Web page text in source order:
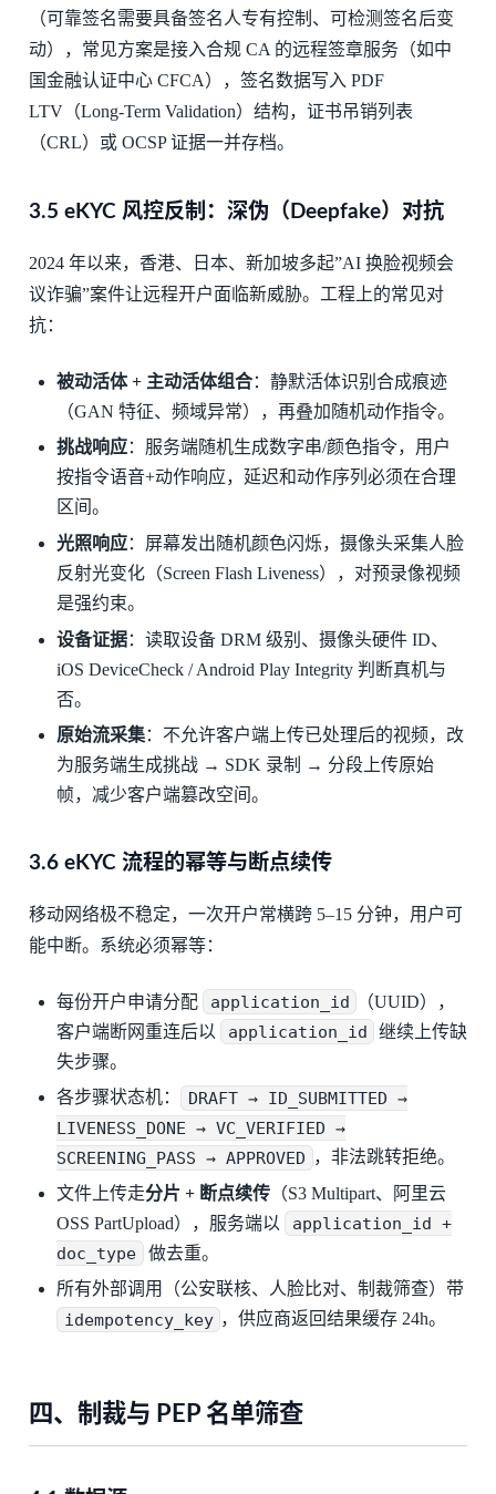
（可靠签名需要具备签名人专有控制、可检测签名后变
动），常见方案是接入合规 CA 的远程签章服务（如中
国金融认证中心 CFCA），签名数据写入 PDF
LTV（Long-Term Validation）结构，证书吊销列表
（CRL）或 OCSP 证据一并存档。
3.5 eKYC 风控反制：深伪（Deepfake）对抗
2024 年以来，香港、日本、新加坡多起”AI 换脸视频会
议诈骗”案件让远程开户面临新威胁。工程上的常见对
抗：
被动活体 + 主动活体组合：静默活体识别合成痕迹
（GAN 特征、频域异常），再叠加随机动作指令。
挑战响应：服务端随机生成数字串/颜色指令，用户
按指令语音+动作响应，延迟和动作序列必须在合理
区间。
光照响应：屏幕发出随机颜色闪烁，摄像头采集人脸
反射光变化（Screen Flash Liveness），对预录像视频
是强约束。
设备证据：读取设备 DRM 级别、摄像头硬件 ID、
iOS DeviceCheck / Android Play Integrity 判断真机与
否。
原始流采集：不允许客户端上传已处理后的视频，改
为服务端生成挑战 → SDK 录制 → 分段上传原始
帧，减少客户端篡改空间。
3.6 eKYC 流程的幂等与断点续传
移动网络极不稳定，一次开户常横跨 5–15 分钟，用户可
能中断。系统必须幂等：
每份开户申请分配 application_id
（UUID），
客户端断网重连后以
application_id
继续上传缺
失步骤。
各步骤状态机：
DRAFT → ID_SUBMITTED →
LIVENESS_DONE → VC_VERIFIED →
SCREENING_PASS → APPROVED ，非法跳转拒绝。
文件上传走分片 + 断点续传 （S3 Multipart、阿里云
OSS PartUpload），服务端以
application_id +
doc_type
做去重。
所有外部调用（公安联核、人脸比对、制裁筛查）带
idempotency_key ，供应商返回结果缓存 24h。
四、制裁与 PEP 名单筛查